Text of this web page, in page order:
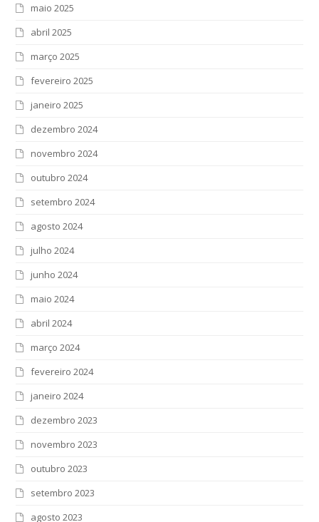
maio 2025
abril 2025
março 2025
fevereiro 2025
janeiro 2025
dezembro 2024
novembro 2024
outubro 2024
setembro 2024
agosto 2024
julho 2024
junho 2024
maio 2024
abril 2024
março 2024
fevereiro 2024
janeiro 2024
dezembro 2023
novembro 2023
outubro 2023
setembro 2023
agosto 2023